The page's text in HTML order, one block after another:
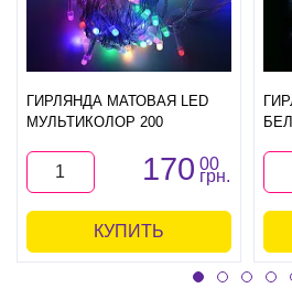
ГИРЛЯНДА МАТОВАЯ LED
МУЛЬТИКОЛОР 200
170 00
грн.
КУПИТЬ